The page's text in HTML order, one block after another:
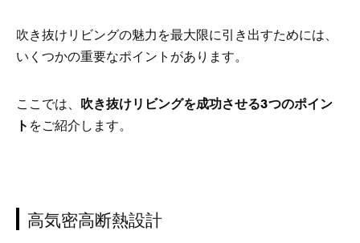
吹き抜けリビングの魅力を最大限に引き出すためには、
いくつかの重要なポイントがあります。
ここでは、 吹き抜けリビングを成功させる3つのポイン
ト をご紹介します。
高気密高断熱設計